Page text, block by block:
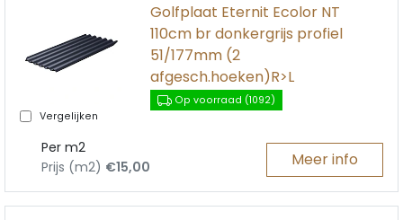
Vergelijken
Golfplaat Eternit Ecolor NT
110cm br donkergrijs profiel
51/177mm (2
afgesch.hoeken)R>L
Op voorraad (1092)
Per m2
Prijs (m2) €15,00 Meer info